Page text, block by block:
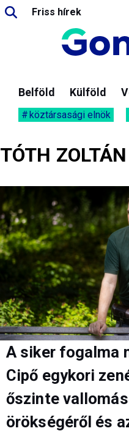
Friss hírek
Belföld Külföld
köztársasági elnök
TÓTH ZOLTÁN
A siker fogalma
Cipő egykori
őszinte
örökségéről és